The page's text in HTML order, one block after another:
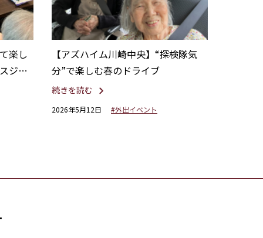
楽し
ジュ
【アズハイム川崎中央】“探検隊気
分”で楽しむ春のドライブ
続きを読む
2026年5月12日 #外出イベント